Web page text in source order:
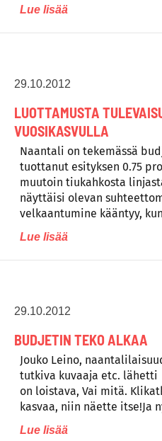
Lue lisää
29.10.2012
LUOTTAMUSTA
VUOSIKASVULLA
Naantali on tekemässä
tuottanut esityksen 0.75
muutoin tiukahkosta
näyttäisi olevan
velkaantumine kääntyy,
Lue lisää
29.10.2012
BUDJETIN TEKO ALKAA
Jouko Leino,
tutkiva kuvaaja etc. lähetti
on loistava, Vai mitä.
kasvaa, niin näette itse!Ja
Lue lisää